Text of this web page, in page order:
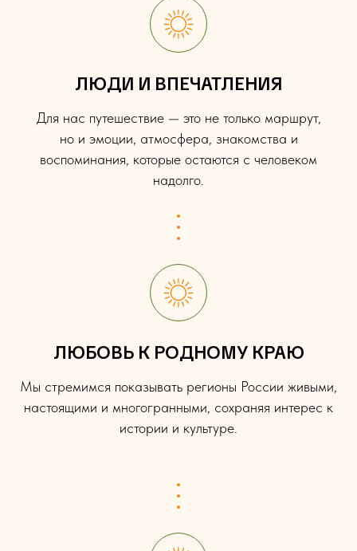
ЛЮДИ И ВПЕЧАТЛЕНИЯ
Для нас путешествие — это не только маршрут,
но и эмоции, атмосфера, знакомства и
воспоминания, которые остаются с человеком
надолго.
ЛЮБОВЬ К РОДНОМУ КРАЮ
Мы стремимся показывать регионы России живыми,
настоящими и многогранными, сохраняя интерес к
истории и культуре.